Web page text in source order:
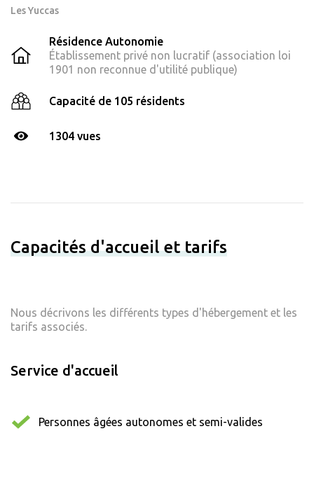
Les Yuccas
Résidence Autonomie
Établissement privé non lucratif (association loi
1901 non reconnue d'utilité publique)
Capacité de 105 résidents
1304 vues
Capacités d'accueil et tarifs
Nous décrivons les différents types d'hébergement et les
tarifs associés.
Service d'accueil
Personnes âgées autonomes et semi-valides